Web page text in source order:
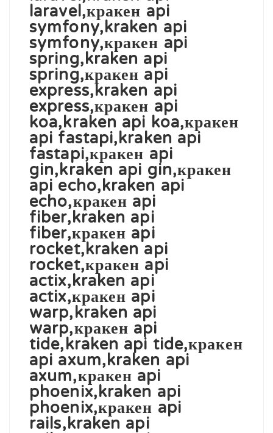
laravel,кракен api
symfony,kraken api
symfony,кракен api
spring,kraken api
spring,кракен api
express,kraken api
express,кракен api
koa,kraken api koa,кракен
api fastapi,kraken api
fastapi,кракен api
gin,kraken api gin,кракен
api echo,kraken api
echo,кракен api
fiber,kraken api
fiber,кракен api
rocket,kraken api
rocket,кракен api
actix,kraken api
actix,кракен api
warp,kraken api
warp,кракен api
tide,kraken api tide,кракен
api axum,kraken api
axum,кракен api
phoenix,kraken api
phoenix,кракен api
rails,kraken api